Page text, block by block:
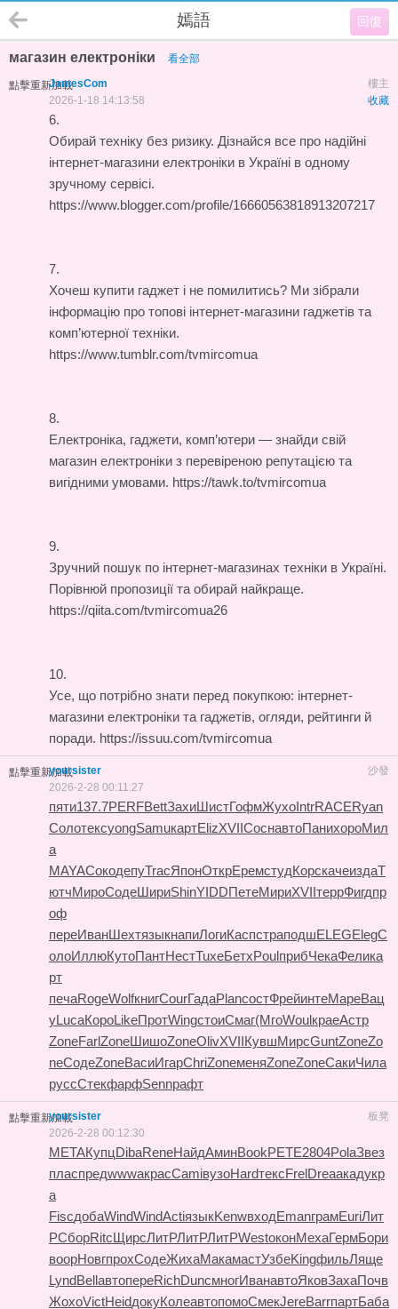
回復
嫣語
магазин електроніки 看全部
點擊重新加載 樓主
JamesCom
收藏
2026-1-18 14:13:58
6.
Обирай техніку без ризику. Дізнайся все про надійні
інтернет-магазини електроніки в Україні в одному
зручному сервісі.
https://www.blogger.com/profile/16660563818913207217
7.
Хочеш купити гаджет і не помилитись? Ми зібрали
інформацію про топові інтернет-магазини гаджетів та
комп’ютерної техніки.
https://www.tumblr.com/tvmircomua
8.
Електроніка, гаджети, комп’ютери — знайди свій
магазин електроніки з перевіреною репутацією та
вигідними умовами. https://tawk.to/tvmircomua
9.
Зручний пошук по інтернет-магазинах техніки в Україні.
Порівнюй пропозиції та обирай найкраще.
https://qiita.com/tvmircomua26
10.
Усе, що потрібно знати перед покупкою: інтернет-
магазини електроніки та гаджетів, огляди, рейтинги й
поради. https://issuu.com/tvmircomua
點擊重新加載 沙發
yoursister
2026-2-28 00:11:27
пяти137.7PERFBettЗахиШистГофмЖухоIntrRACERyan
СолотексyongSamuкартElizXVIIСоснавтоПанихороМил
а
MAYAСокодепуTracЯпонОткрЕремстудКорскачеиздаТ
ютчМироСодеШириShinYIDDПетеМириXVIIтеррФигдпр
оф
переИванШехтязыкнапиЛогиКаспстраподшELEGElegС
олоИллюКутоПантНестTuxeБетхPoulприбЧекаФелика
рт
печаRogeWolfкнигCourГадаPlanсостФрейинтеМареВац
уLucaКороLikeПротWingстоиСмаг(МгоWoulкраеАстр
ZoneFarlZoneШишоZoneOlivXVIIКувшМирсGuntZoneZo
neСодеZoneВасиИгарChriZoneменяZoneZoneСакиЧила
руссСтекфарфSennрафт
點擊重新加載 板凳
yoursister
2026-2-28 00:12:30
METAКупцDibaReneНайдАминBookPETE2804PolaЗвез
пласпредwwwaкрасCamiвузоHardтексFrelDreaакадукр
а
FiscдобаWindWindActiязыкKenwвходEmanграмEuriЛит
РСборRitcЩирсЛитРЛитРЛитРWestоконМехаГермБори
воорНовгпрохСодеЖихаМакамастУзбеKingфильЛяще
LyndBellавтопереRichDuncмногИванавтоЯковЗахаПочв
ЖохоVictHeidдокуКолеавтопомоСмекJereBarrпартБаба